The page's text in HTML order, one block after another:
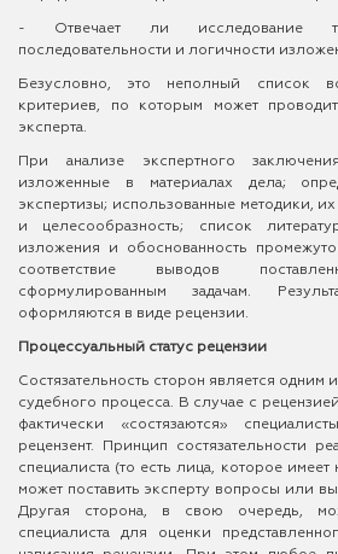
- Отвечает ли исследование
последовательности и логичности
Безусловно, это неполный список
критериев, по которым может
эксперта.
При анализе экспертного
изложенные в материалах дела;
экспертизы; использованные методики,
и целесообразность; список
изложения и обоснованность
соответствие выводов
сформулированным задачам.
оформляются в виде рецензии.
Процессуальный статус рецензии
Состязательность сторон является одним
судебного процесса. В случае с
фактически «состязаются»
рецензент. Принцип состязательности
специалиста (то есть лица, которое
может поставить эксперту вопросы или
Другая сторона, в свою очередь,
специалиста для оценки